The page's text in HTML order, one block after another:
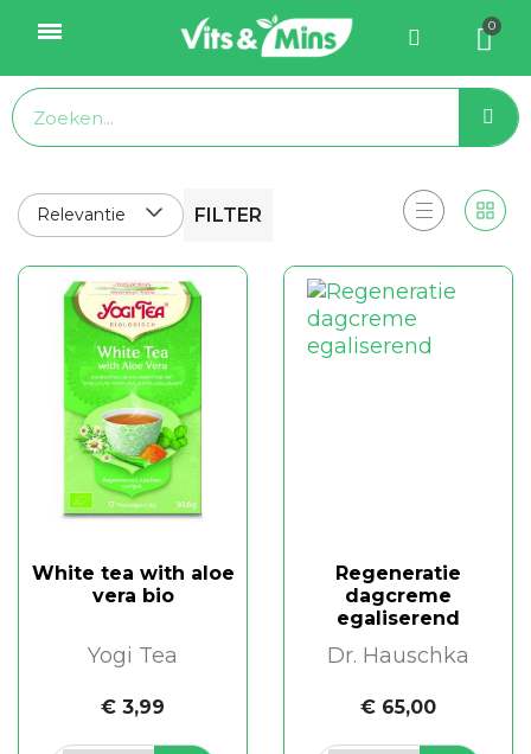
Relevantie FILTER
White tea with aloe
vera bio
Yogi Tea
€ 3,99
Regeneratie
dagcreme
egaliserend
Dr. Hauschka
€ 65,00